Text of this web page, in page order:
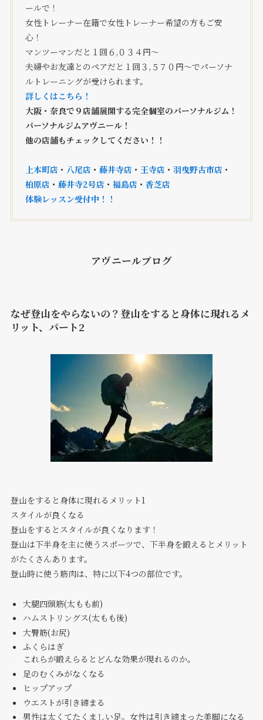
ールで！
女性トレーナー在籍で女性トレーナー希望の方もご安
心！
マンツーマンだと１回６,０３４円〜
夫婦やお友達とのペアだと１回３,５７０円〜でパーソナ
ルトレーニングが受けられます。
詳しくはこちら！
大阪・奈良で９店舗展開する完全個室のパーソナルジム！
パーソナルジムアヴニール！
他の店舗もチェックしてください！！
上本町店 ・ 八尾店 ・ 藤井寺店 ・ 王寺店 ・ 羽曳野古市店 ・
柏原店 ・ 藤井寺2号店 ・ 福島店 ・ 香芝店
体験レッスン受付中！！
アヴニールブログ
なぜ登山をやらないの？登山をすると身体に現れるメ
リット、パート2
登山をすると身体に現れるメリット1
スタイルが良くなる
登山をするとスタイルが良くなります！
登山は下半身を主に使うスポーツで、下半身を鍛えるとメリット
がたくさんあります。
登山時に使う筋肉は、特に以下4つの部位です。
大腿四頭筋(太もも前)
ハムストリングス(太もも後)
大臀筋(お尻)
ふくらはぎ
これらが鍛えらるとどんな効果が現れるのか。
足のむくみがなくなる
ヒップアップ
ウエストが引き締まる
男性は太くてたくましい足。女性は引き締まった美脚になる